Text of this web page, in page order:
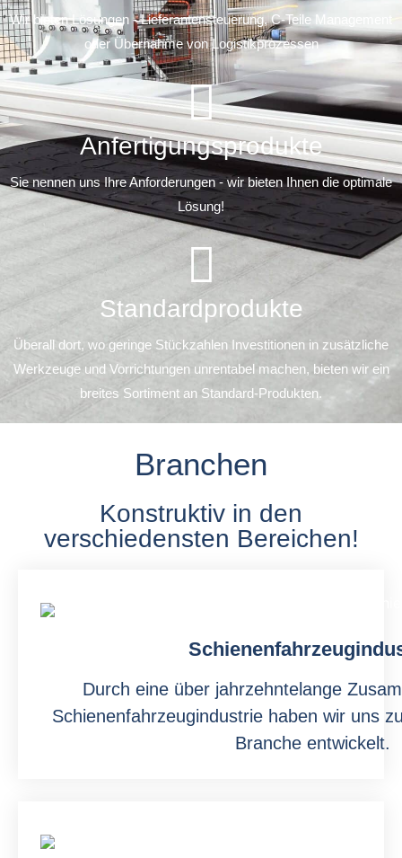
Wir bieten Lösungen - Lieferantensteuerung, C-Teile Management
oder Übernahme von Logistikprozessen
Anfertigungsprodukte
Sie nennen uns Ihre Anforderungen - wir bieten Ihnen die optimale
Lösung!
Standardprodukte
Überall dort, wo geringe Stückzahlen Investitionen in zusätzliche
Werkzeuge und Vorrichtungen unrentabel machen, bieten wir ein
breites Sortiment an Standard-Produkten.
Branchen
Konstruktiv in den
verschiedensten Bereichen!
Durch eine über jahrzehntelange
Schienenfahrzeugindustrie haben wir uns
Branche entwickelt.